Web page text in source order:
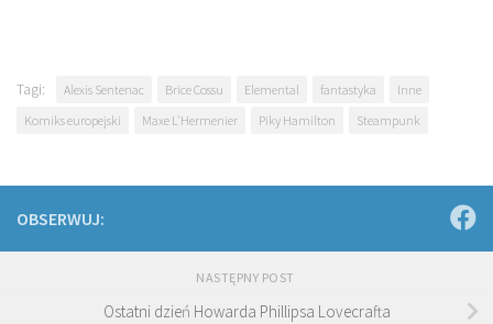
Tagi: Alexis Sentenac Brice Cossu Elemental fantastyka
Inne
Komiks europejski
Maxe L'Hermenier Piky Hamilton Steampunk
OBSERWUJ:
NASTĘPNY POST
Ostatni dzień Howarda Phillipsa Lovecrafta